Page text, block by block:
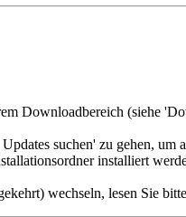
Downloadbereich (siehe
suchen' zu gehen,
installiert
wechseln, lesen Sie